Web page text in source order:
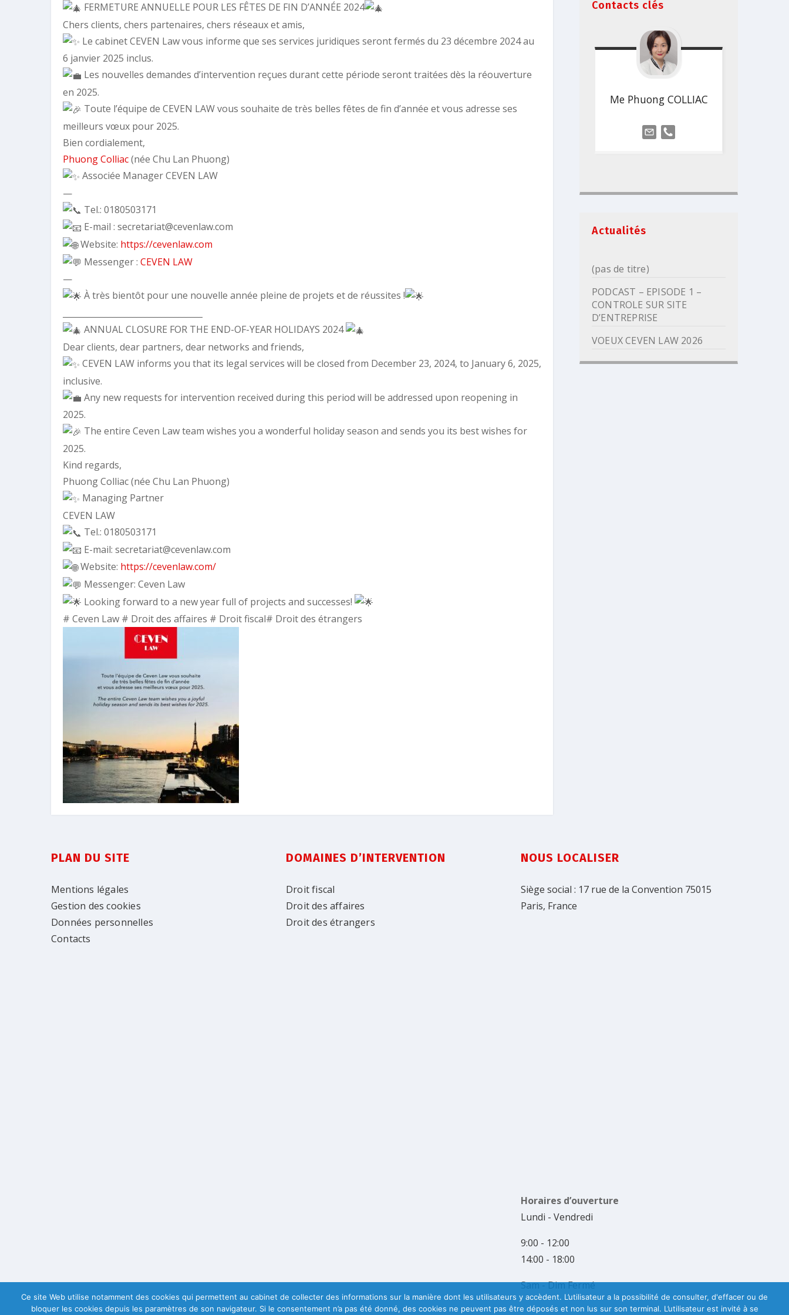
FERMETURE ANNUELLE POUR LES FÊTES DE FIN D’ANNÉE 2024
Chers clients, chers partenaires, chers réseaux et amis,
Le cabinet CEVEN Law vous informe que ses services juridiques seront fermés du 23 décembre 2024 au
6 janvier 2025 inclus.
Les nouvelles demandes d’intervention reçues durant cette période seront traitées dès la réouverture
en 2025.
Toute l’équipe de CEVEN LAW vous souhaite de très belles fêtes de fin d’année et vous adresse ses
meilleurs vœux pour 2025.
Bien cordialement,
Phuong Colliac(née Chu Lan Phuong)
Associée Manager CEVEN LAW
—
Tel.: 0180503171
E-mail : secretariat@cevenlaw.com
Website: https://cevenlaw.com
Messenger : CEVEN LAW
—
À très bientôt pour une nouvelle année pleine de projets et de réussites !
ANNUAL CLOSURE FOR THE END-OF-YEAR HOLIDAYS 2024
Dear clients, dear partners, dear networks and friends,
CEVEN LAW informs you that its legal services will be closed from December 23, 2024, to January 6, 2025,
inclusive.
Any new requests for intervention received during this period will be addressed upon reopening in
2025.
The entire Ceven Law team wishes you a wonderful holiday season and sends you its best wishes for
2025.
Kind regards,
Phuong Colliac (née Chu Lan Phuong)
Managing Partner
CEVEN LAW
Tel.: 0180503171
E-mail: secretariat@cevenlaw.com
Website: https://cevenlaw.com/
Messenger: Ceven Law
Looking forward to a new year full of projects and successes!
# Ceven Law # Droit des affaires # Droit fiscal# Droit des étrangers
Contacts clés
Me Phuong COLLIAC
Actualités
(pas de titre)
PODCAST – EPISODE 1 –
CONTROLE SUR SITE
D’ENTREPRISE
VOEUX CEVEN LAW 2026
PLAN DU SITE
Mentions légales
Gestion des cookies
Données personnelles
Contacts
DOMAINES D’INTERVENTION
Droit fiscal
Droit des affaires
Droit des étrangers
NOUS LOCALISER
Siège social : 17 rue de la Convention 75015
Paris, France
Horaires d’ouverture
Lundi - Vendredi
9:00 - 12:00
14:00 - 18:00
Sam - Dim Fermé
Ce site Web utilise notamment des cookies qui permettent au cabinet de collecter des informations sur la manière dont les utilisateurs y accèdent. L’utilisateur a la possibilité de consulter, d'effacer ou de
bloquer les cookies depuis les paramètres de son navigateur. Si le consentement n’a pas été donné, des cookies ne peuvent pas être déposés et non lus sur son terminal. L’utilisateur est invité à se